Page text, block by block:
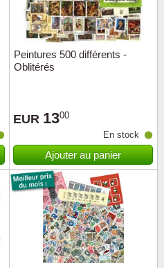
Peintures 500 différents -
Oblitérés
EUR 1300
En stock
Ajouter au panier